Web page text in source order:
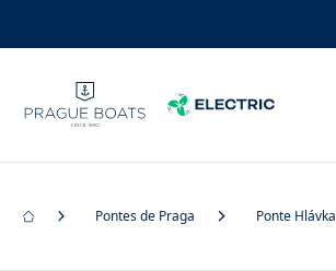
Pontes de Praga Ponte Hlávka